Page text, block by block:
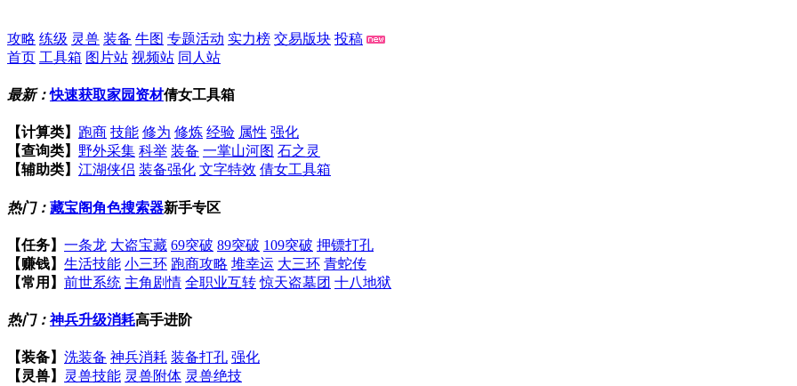
攻略 练级 灵兽 装备 牛图 专题活动 实力榜 交易版块 投稿
首页 工具箱 图片站 视频站 同人站
最新：快速获取家园资材倩女工具箱
【计算类】 跑商 技能 修为 修炼 经验 属性 强化
【查询类】 野外采集 科举 装备 一掌山河图 石之灵
【辅助类】 江湖侠侣 装备强化 文字特效 倩女工具箱
热门： 藏宝阁角色搜索器新手专区
【任务】 一条龙 大盗宝藏 69突破 89突破 109突破 押镖打孔
【赚钱】 生活技能 小三环 跑商攻略 堆幸运 大三环 青蛇传
【常用】 前世系统 主角剧情 全职业互转 惊天盗墓团 十八地狱
热门：神兵升级消耗高手进阶
【装备】 洗装备 神兵消耗 装备打孔 强化
【灵兽】
灵兽技能 灵兽附体 灵兽绝技